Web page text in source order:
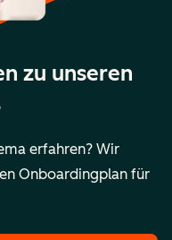
zu unseren
erfahren? Wir
Onboardingplan für